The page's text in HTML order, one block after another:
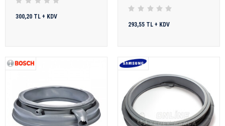
300,20 TL + KDV
293,55 TL + KDV